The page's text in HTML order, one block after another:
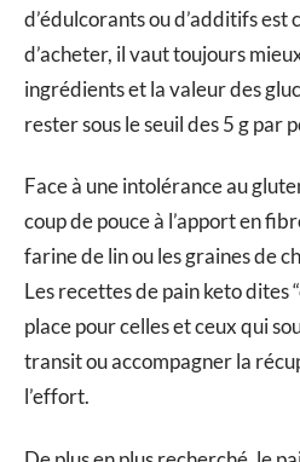
d’édulcorants ou d’additifs est
d’acheter, il vaut toujours
ingrédients et la valeur des
rester sous le seuil des 5 g par
Face à une intolérance au
coup de pouce à l’apport en
farine de lin ou les graines de
Les recettes de pain keto dites
place pour celles et ceux qui
transit ou accompagner la
l’effort.